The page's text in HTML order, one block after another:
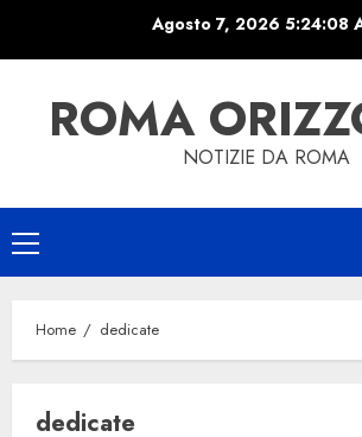
Agosto 7, 2026 5:24:08
ROMA
NOTIZIE DA ROMA
Primary
Menu
Home dedicate
dedicate